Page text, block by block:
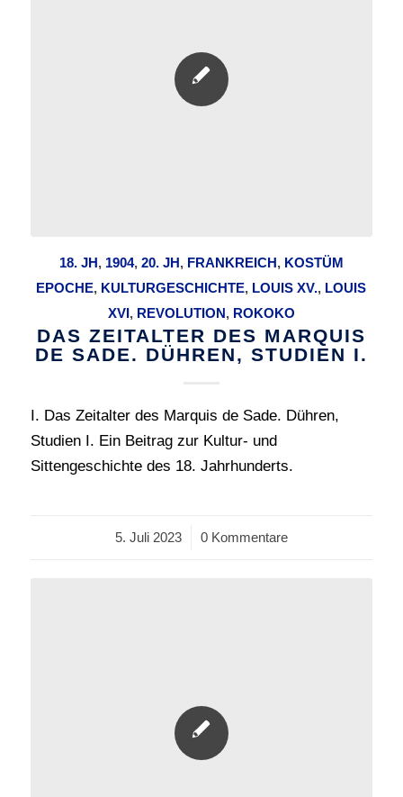
18. JH, 1904, 20. JH, FRANKREICH, KOSTÜM
EPOCHE, KULTURGESCHICHTE, LOUIS XV., LOUIS
XVI, REVOLUTION, ROKOKO
DAS ZEITALTER DES MARQUIS
DE SADE. DÜHREN, STUDIEN I.
I. Das Zeitalter des Marquis de Sade. Dühren,
Studien I. Ein Beitrag zur Kultur- und
Sittengeschichte des 18. Jahrhunderts.
5. Juli 2023
/ 0 Kommentare